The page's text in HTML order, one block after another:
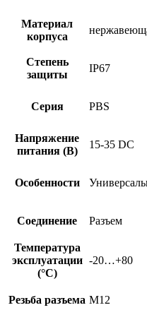
Материал
корпуса
Степень
защиты
IP67
Серия PBS
Напряжение
питания (В)
15-35 DC
Особенности
Соединение Разъем
Температура
эксплуатации
(°C)
-20…+80
Резьба разъема M12